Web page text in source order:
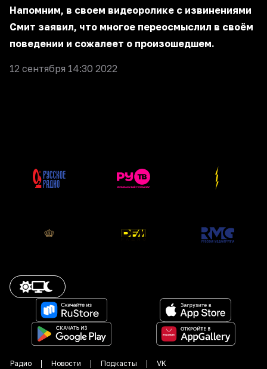
Напомним, в своем видеоролике с извинениями
Смит заявил, что многое переосмыслил в своём
поведении и сожалеет о произошедшем.
12 сентября 14:30 2022
Радио Новости Подкасты VK